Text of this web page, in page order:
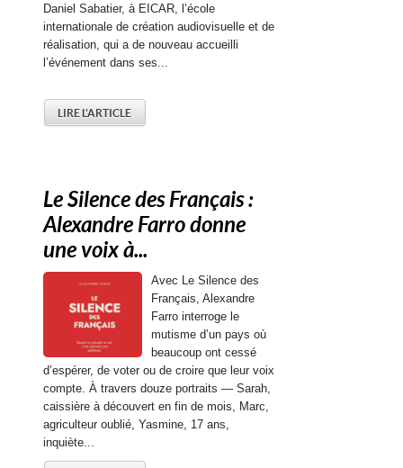
Daniel Sabatier, à EICAR, l’école
internationale de création audiovisuelle et de
réalisation, qui a de nouveau accueilli
l’événement dans ses...
LIRE L'ARTICLE
Le Silence des Français :
Alexandre Farro donne
une voix à...
Avec Le Silence des
Français, Alexandre
Farro interroge le
mutisme d’un pays où
beaucoup ont cessé
d’espérer, de voter ou de croire que leur voix
compte. À travers douze portraits — Sarah,
caissière à découvert en fin de mois, Marc,
agriculteur oublié, Yasmine, 17 ans,
inquiète...